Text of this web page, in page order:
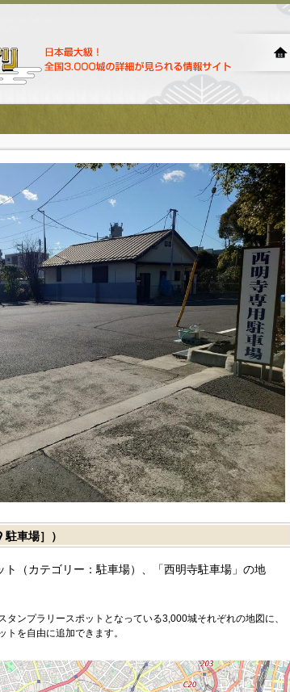
駐車場］）
（カテゴリー：駐車場）、「西明寺駐車場」の地
タンプラリースポットとなっている3,000城それぞれの地図に、
を自由に追加できます。